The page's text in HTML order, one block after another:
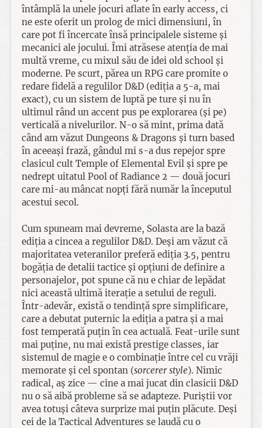
întâmplă la unele jocuri aflate în early access, ci
ne este oferit un prolog de mici dimensiuni, în
care pot fi încercate însă principalele sisteme și
mecanici ale jocului. Îmi atrăsese atenția de mai
multă vreme, cu mixul său de idei old school și
moderne. Pe scurt, părea un RPG care promite o
redare fidelă a regulilor D&D (ediția a 5-a, mai
exact), cu un sistem de luptă pe ture și nu în
ultimul rând un accent pus pe explorarea (și pe)
verticală a nivelurilor. N-o să mint, prima dată
când am văzut Dungeons & Dragons și turn based
în aceeași frază, gândul mi s-a dus repejor spre
clasicul cult Temple of Elemental Evil și spre pe
nedrept uitatul Pool of Radiance 2 — două jocuri
care mi-au mâncat nopți fără număr la începutul
acestui secol.
Cum spuneam mai devreme, Solasta are la bază
ediția a cincea a regulilor D&D. Deși am văzut că
majoritatea veteranilor preferă ediția 3.5, pentru
bogăția de detalii tactice și opțiuni de definire a
personajelor, pot spune că nu e chiar de lepădat
nici această ultimă iterație a setului de reguli.
Într-adevăr, există o tendință spre simplificare,
care a debutat puternic la ediția a patra și a mai
fost temperată puțin în cea actuală. Feat-urile sunt
mai puține, nu mai există prestige classes, iar
sistemul de magie e o combinație între cel cu vrăji
memorate și cel spontan (sorcerer style). Nimic
radical, aș zice — cine a mai jucat din clasicii D&D
nu o să aibă probleme să se adapteze. Puriștii vor
avea totuși câteva surprize mai puțin plăcute. Deși
cei de la Tactical Adventures se laudă cu o